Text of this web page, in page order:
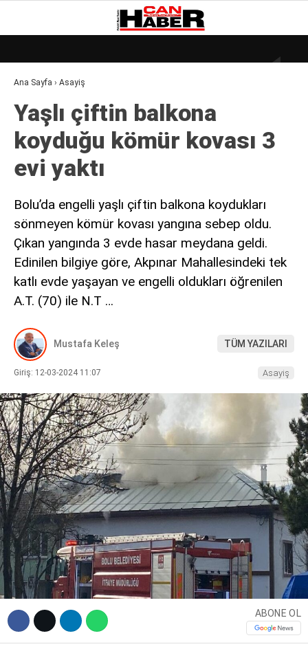
Facebook
Instagram
Youtube
28.1°
GALERİ
DÜNYA
EKONOMI
GÜNDEM
MAGAZIN
SAĞLIK
POLITIKA
ASAYIŞ
DIĞER
Ana Sayfa › Asayiş
Yaşlı çiftin balkona
koyduğu kömür kovası 3
evi yaktı
Bolu’da engelli yaşlı çiftin balkona koydukları
sönmeyen kömür kovası yangına sebep oldu.
Çıkan yangında 3 evde hasar meydana geldi.
Edinilen bilgiye göre, Akpınar Mahallesindeki tek
katlı evde yaşayan ve engelli oldukları öğrenilen
A.T. (70) ile N.T …
Mustafa Keleş TÜM YAZILARI
Giriş: 12-03-2024 11:07 Asayiş
ABONE OL